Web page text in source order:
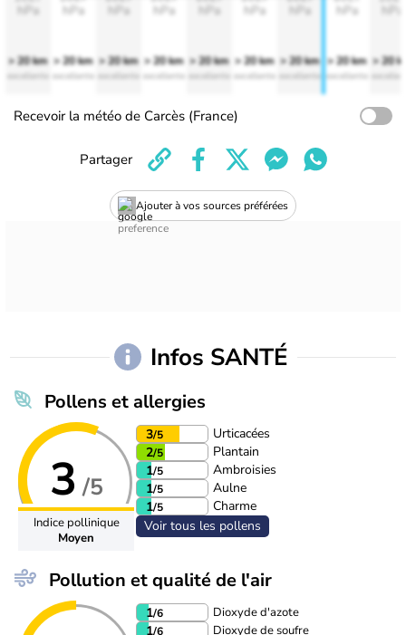
hPa
> 20 km
excellente
hPa
> 20 km
excellente
hPa
> 20 km
excellente
hPa
> 20 km
excellente
hPa
> 20 km
excellente
hPa
> 20 km
excellente
hPa
> 20 km
excellente
hPa
> 20 km
excellente
hPa
> 20
Recevoir la météo de Carcès (France)
Ajouter à vos sources préférées
Partager
Infos SANTÉ
Pollens et allergies
3 /5
Indice pollinique
Moyen
3/5
Urticacées
2/5
Plantain
1/5
Ambroisies
1/5
Aulne
1/5
Charme
Voir tous les pollens
Pollution et qualité de l'air
1/6 Dioxyde d'azote
1/6 Dioxyde de soufre